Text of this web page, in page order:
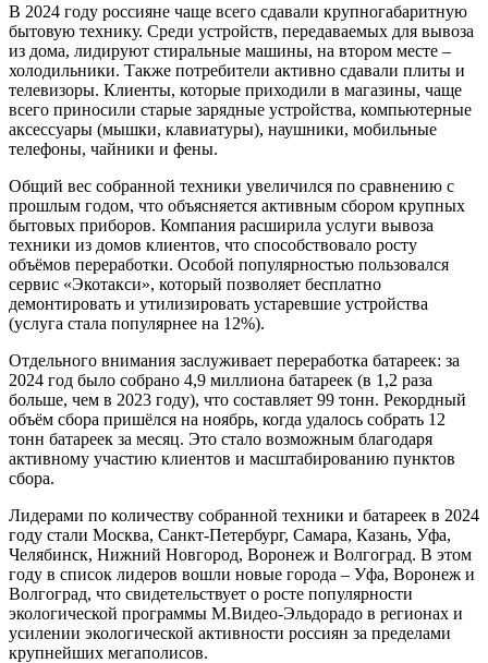
В 2024 году россияне чаще всего сдавали крупногабаритную
бытовую технику. Среди устройств, передаваемых для вывоза
из дома, лидируют стиральные машины, на втором месте –
холодильники. Также потребители активно сдавали плиты и
телевизоры. Клиенты, которые приходили в магазины, чаще
всего приносили старые зарядные устройства, компьютерные
аксессуары (мышки, клавиатуры), наушники, мобильные
телефоны, чайники и фены.
Общий вес собранной техники увеличился по сравнению с
прошлым годом, что объясняется активным сбором крупных
бытовых приборов. Компания расширила услуги вывоза
техники из домов клиентов, что способствовало росту
объёмов переработки. Особой популярностью пользовался
сервис «Экотакси», который позволяет бесплатно
демонтировать и утилизировать устаревшие устройства
(услуга стала популярнее на 12%).
Отдельного внимания заслуживает переработка батареек: за
2024 год было собрано 4,9 миллиона батареек (в 1,2 раза
больше, чем в 2023 году), что составляет 99 тонн. Рекордный
объём сбора пришёлся на ноябрь, когда удалось собрать 12
тонн батареек за месяц. Это стало возможным благодаря
активному участию клиентов и масштабированию пунктов
сбора.
Лидерами по количеству собранной техники и батареек в 2024
году стали Москва, Санкт-Петербург, Самара, Казань, Уфа,
Челябинск, Нижний Новгород, Воронеж и Волгоград. В этом
году в список лидеров вошли новые города – Уфа, Воронеж и
Волгоград, что свидетельствует о росте популярности
экологической программы М.Видео-Эльдорадо в регионах и
усилении экологической активности россиян за пределами
крупнейших мегаполисов.